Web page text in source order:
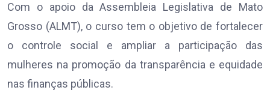
Com o apoio da Assembleia Legislativa de Mato
Grosso (ALMT), o curso tem o objetivo de fortalecer
o controle social e ampliar a participação das
mulheres na promoção da transparência e equidade
nas finanças públicas.